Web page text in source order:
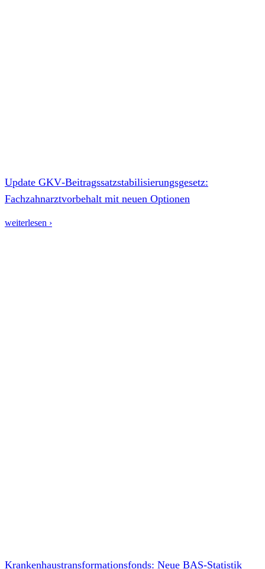
Update GKV‑Beitragssatzstabilisierungsgesetz:
Fachzahnarztvorbehalt mit neuen Optionen
weiterlesen ›
Krankenhaustransformationsfonds: Neue BAS-Statistik